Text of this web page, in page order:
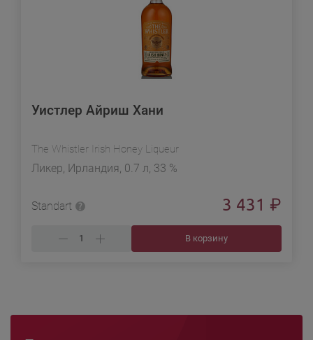
Уистлер Айриш Хани
The Whistler Irish Honey Liqueur
Ликер, Ирландия, 0.7 л, 33 %
Standart 3 431 ₽
В корзину